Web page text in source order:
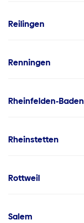
Reilingen
Renningen
Rheinfelden-Baden
Rheinstetten
Rottweil
Salem